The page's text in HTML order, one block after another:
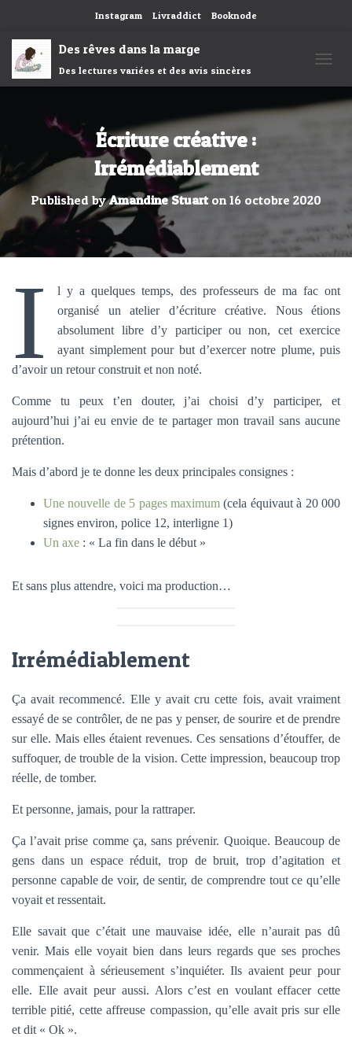
Instagram Livraddict Booknode
Des rêves dans la marge
Des lectures variées et des avis sincères
Écriture créative :
Irrémédiablement
Published byAmandine Stuarton 16 octobre 2020
I
l y a quelques temps, des professeurs de ma fac ont
organisé un atelier d’écriture créative. Nous étions
absolument libre d’y participer ou non, cet exercice
ayant simplement pour but d’exercer notre plume, puis
d’avoir un retour construit et non noté.
Comme tu peux t’en douter, j’ai choisi d’y participer, et
aujourd’hui j’ai eu envie de te partager mon travail sans aucune
prétention.
Mais d’abord je te donne les deux principales consignes :
Une nouvelle de 5 pages maximum(cela équivaut à 20 000
signes environ, police 12, interligne 1)
Un axe : « La fin dans le début »
Et sans plus attendre, voici ma production…
Irrémédiablement
Ça avait recommencé. Elle y avait cru cette fois, avait vraiment
essayé de se contrôler, de ne pas y penser, de sourire et de prendre
sur elle. Mais elles étaient revenues. Ces sensations d’étouffer, de
suffoquer, de trouble de la vision. Cette impression, beaucoup trop
réelle, de tomber.
Et personne, jamais, pour la rattraper.
Ça l’avait prise comme ça, sans prévenir. Quoique. Beaucoup de
gens dans un espace réduit, trop de bruit, trop d’agitation et
personne capable de voir, de sentir, de comprendre tout ce qu’elle
voyait et ressentait.
Elle savait que c’était une mauvaise idée, elle n’aurait pas dû
venir. Mais elle voyait bien dans leurs regards que ses proches
commençaient à sérieusement s’inquiéter. Ils avaient peur pour
elle. Elle avait peur aussi. Alors c’est en voulant effacer cette
terrible pitié, cette affreuse compassion, qu’elle avait pris sur elle
et dit « Ok ».